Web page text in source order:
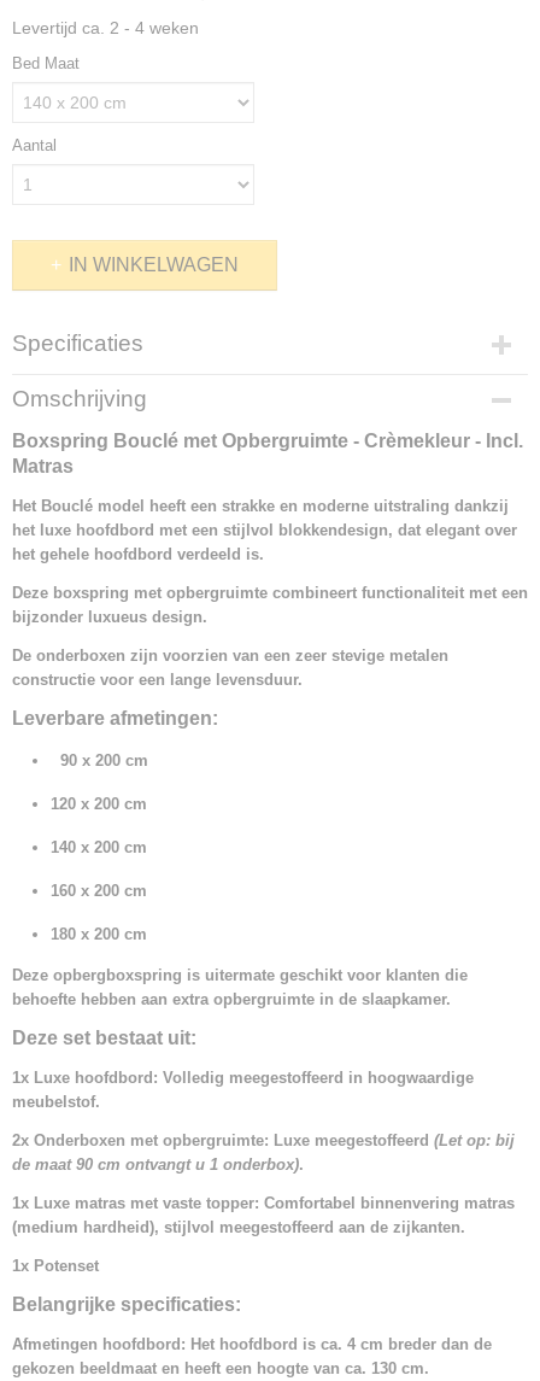
Levertijd ca. 2 - 4 weken
Bed Maat
Aantal
IN WINKELWAGEN
Specificaties
Productcode
1350-21072
Omschrijving
Boxspring Bouclé met Opbergruimte - Crèmekleur - Incl.
Matras
Het Bouclé model heeft een strakke en moderne uitstraling dankzij
het luxe hoofdbord met een stijlvol blokkendesign, dat elegant over
het gehele hoofdbord verdeeld is.
Deze boxspring met opbergruimte combineert functionaliteit met een
bijzonder luxueus design.
De onderboxen zijn voorzien van een zeer stevige metalen
constructie voor een lange levensduur.
Leverbare afmetingen:
90 x 200 cm
120 x 200 cm
140 x 200 cm
160 x 200 cm
180 x 200 cm
Deze opbergboxspring is uitermate geschikt voor klanten die
behoefte hebben aan extra opbergruimte in de slaapkamer.
Deze set bestaat uit:
1x Luxe hoofdbord: Volledig meegestoffeerd in hoogwaardige
meubelstof.
2x Onderboxen met opbergruimte: Luxe meegestoffeerd (Let op: bij
de maat 90 cm ontvangt u 1 onderbox).
1x Luxe matras met vaste topper: Comfortabel binnenvering matras
(medium hardheid), stijlvol meegestoffeerd aan de zijkanten.
1x Potenset
Belangrijke specificaties:
Afmetingen hoofdbord: Het hoofdbord is ca. 4 cm breder dan de
gekozen beeldmaat en heeft een hoogte van ca. 130 cm.